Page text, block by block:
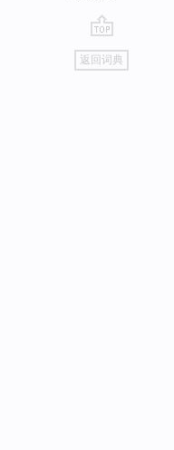
go
top
返回词典